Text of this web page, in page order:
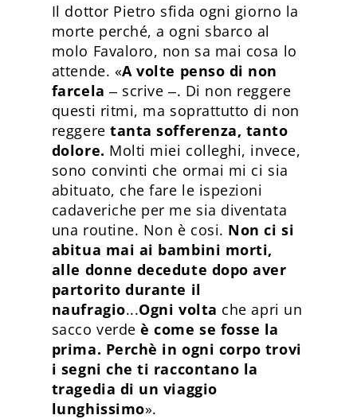
Il dottor Pietro sfida ogni giorno la
morte perché, a ogni sbarco al
molo Favaloro, non sa mai cosa lo
attende. «A volte penso di non
farcela‒ scrive ‒. Di non reggere
questi ritmi, ma soprattutto di non
reggeretanta sofferenza, tanto
dolore. Molti miei colleghi, invece,
sono convinti che ormai mi ci sia
abituato, che fare le ispezioni
cadaveriche per me sia diventata
una routine. Non è cosi. Non ci si
abitua mai ai bambini morti,
alle donne decedute dopo aver
partorito durante il
naufragio...Ogni volta che apri un
sacco verdeè come se fosse la
prima. Perchè in ogni corpo trovi
i segni che ti raccontano la
tragedia di un viaggio
lunghissimo».